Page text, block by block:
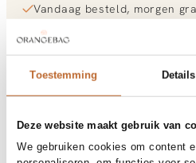
Toestemming Details
Deze website maakt gebruik van
We gebruiken cookies om content
Vandaag besteld, morgen
30 dagen bedenktijd
Fabric
Maat en pasvorm